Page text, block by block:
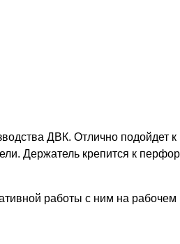
ДВК. Отлично подойдет
Держатель крепится к
работы с ним на рабочем